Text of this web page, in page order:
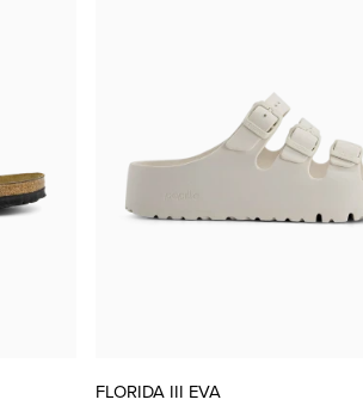
FLORIDA III EVA